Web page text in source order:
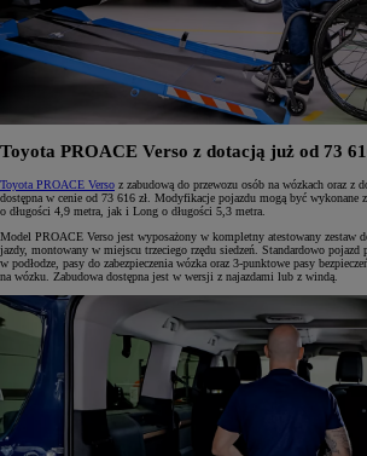
Toyota PROACE Verso z dotacją już od 73
Toyota PROACE Verso z zabudową do przewozu osób na wózkach oraz z
dostępna w cenie od 73 616 zł. Modyfikacje pojazdu mogą być wykonane
o długości 4,9 metra, jak i Long o długości 5,3 metra.
Model PROACE Verso jest wyposażony w kompletny atestowany zestaw
jazdy, montowany w miejscu trzeciego rzędu siedzeń. Standardowo pojazd
w podłodze, pasy do zabezpieczenia wózka oraz 3-punktowe pasy
na wózku. Zabudowa dostępna jest w wersji z najazdami lub z windą.